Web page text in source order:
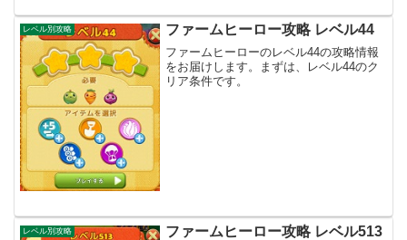
レベル別攻略 ファームヒーロー攻略 レベル44
ファームヒーローのレベル44の攻略情報
をお届けします。まずは、レベル44のク
リア条件です。
レベル別攻略 ファームヒーロー攻略 レベル513